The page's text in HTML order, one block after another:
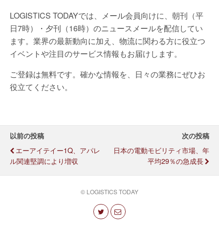
LOGISTICS TODAYでは、メール会員向けに、朝刊（平
日7時）・夕刊（16時）のニュースメールを配信してい
ます。業界の最新動向に加え、物流に関わる方に役立つ
イベントや注目のサービス情報もお届けします。
ご登録は無料です。確かな情報を、日々の業務にぜひお
役立てください。
以前の投稿
エーアイテイー1Q、アパレ
ル関連堅調により増収
次の投稿
日本の電動モビリティ市場、年
平均29％の急成長
© LOGISTICS TODAY